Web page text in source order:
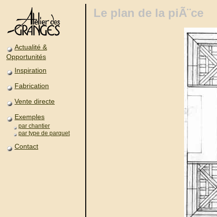
Actualité &
Opportunités
Inspiration
Fabrication
Vente directe
Exemples
par chantier
par type de parquet
Contact
Le plan de la piÃ¨ce